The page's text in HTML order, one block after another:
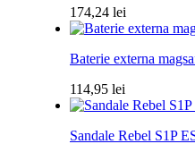
174,24 lei
Baterie externa
114,95 lei
Sandale Rebel S1P